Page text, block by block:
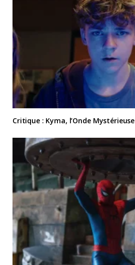
Critique : Kyma, l’Onde Mystérieuse